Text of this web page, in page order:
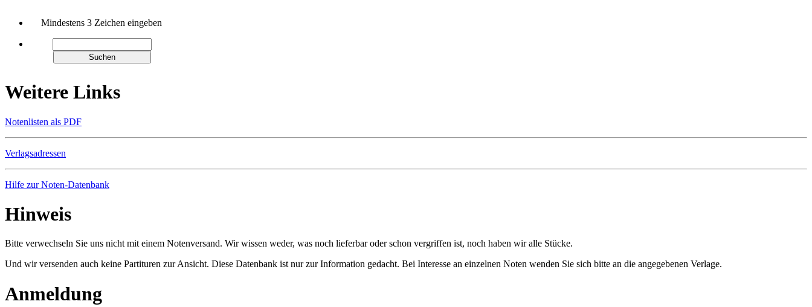
Mindestens 3 Zeichen eingeben
Weitere Links
Notenlisten als PDF
Verlagsadressen
Hilfe zur Noten-Datenbank
Hinweis
Bitte verwechseln Sie uns nicht mit einem Notenversand. Wir wissen weder, was noch lieferbar oder schon vergriffen ist, noch haben wir alle Stücke.
Und wir versenden auch keine Partituren zur Ansicht. Diese Datenbank ist nur zur Information gedacht. Bei Interesse an einzelnen Noten wenden Sie sich bitte an die angegebenen Verlage.
Anmeldung